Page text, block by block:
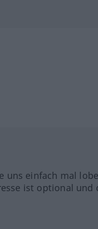
uns einfach mal
ist optional und